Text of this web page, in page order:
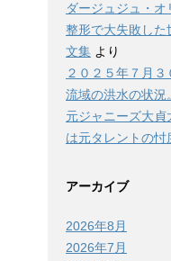
ダージュジュ・オ
整形で大失敗した
文集 より
２０２５年７月
流域の洪水の状況。
元ジャニーズ大
は元タレントの忖
アーカイブ
2026年8月
2026年7月